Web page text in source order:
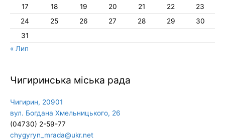
17
18 19 20 21 22
23
24
25 26 27 28 29
30
31
« Лип
Чигиринська міська рада
Чигирин, 20901
вул. Богдана Хмельницького, 26
(04730) 2-59-77
chygyryn_mrada@ukr.net